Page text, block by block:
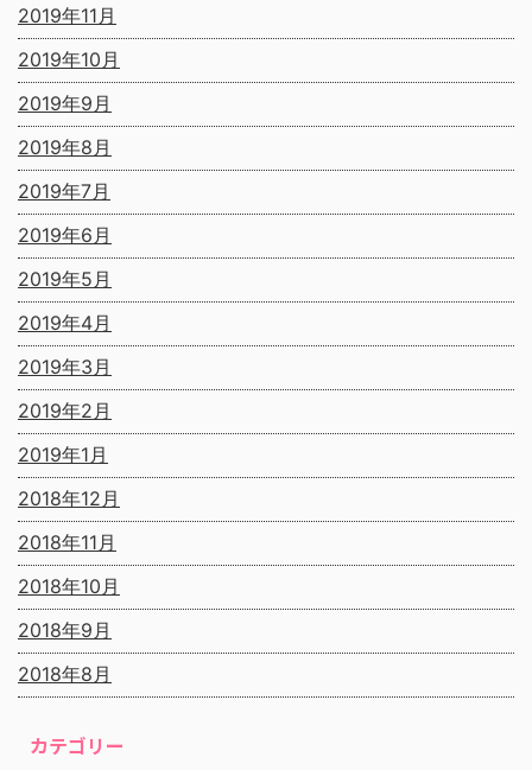
2019年11月
2019年10月
2019年9月
2019年8月
2019年7月
2019年6月
2019年5月
2019年4月
2019年3月
2019年2月
2019年1月
2018年12月
2018年11月
2018年10月
2018年9月
2018年8月
カテゴリー